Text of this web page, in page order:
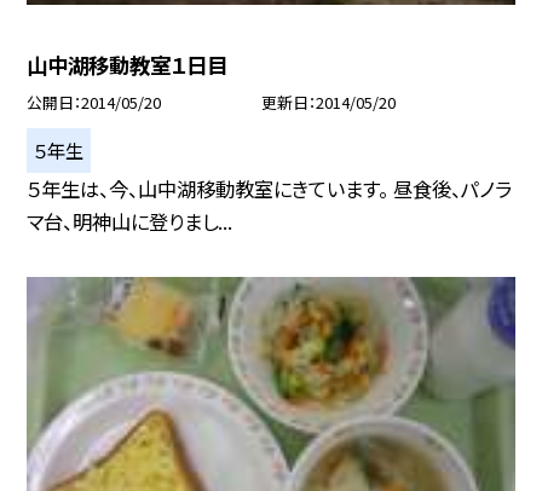
山中湖移動教室１日目
公開日 2014/05/20 更新日 2014/05/20
５年生
５年生は、今、山中湖移動教室にきています。 昼食後、パノラ
マ台、明神山に登りまし...